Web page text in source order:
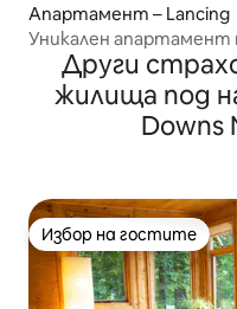
Апартамент – Lancing
Уникален апартамент
Други
жилища под
Downs
Избор на гостите
Избор на гостите